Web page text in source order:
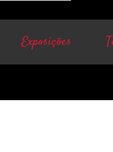
Exposições